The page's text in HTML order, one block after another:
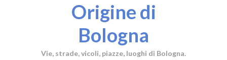
Origine di
Bologna
Vie, strade, vicoli, piazze, luoghi di Bologna.